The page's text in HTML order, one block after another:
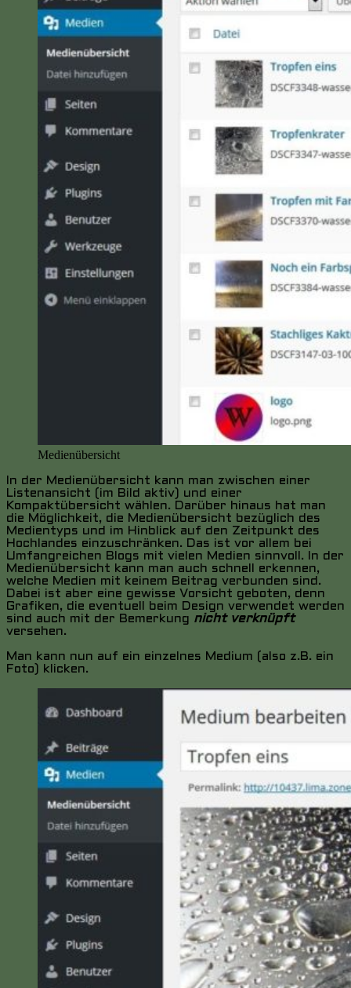
Medienübersicht
In der Medienübersicht kann man zwischen einer
Listenansicht (im Bild aktiv) und einer
Kompaktübersicht wählen. Darüber hinaus hat man
die Möglichkeit, die Medienübersicht bezüglich des
Medientyps und im Hinblick auf den Zeitpunkt des
Hochlandes einzuschränken. Das ist vor allem bei
Umfangreichen Blogs mit vielen Medien sinnvoll. In der
Medienübersicht kann man auch schnell erkennen,
welche Medien mit keinem Beitrag verbunden sind.
Dabei ist aber eine gewisse Vorsicht geboten, denn
Grafiken, die eventuell beim Design verwendet werden
sind auch mit der Bemerkung nicht verknüpft
versehen.
Man kann nun auf ein einzelnes Medium (also z.B. ein
Foto) klicken.